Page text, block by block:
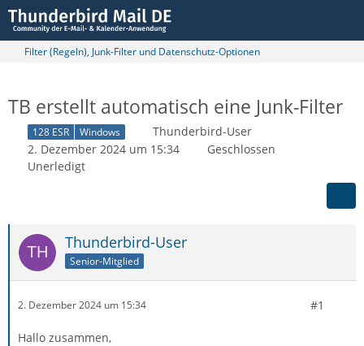
Filter (Regeln), Junk-Filter und Datenschutz-Optionen
TB erstellt automatisch eine Junk-Filter
128 ESR Windows
Thunderbird-User
2. Dezember 2024 um 15:34
Geschlossen
Unerledigt
Thunderbird-User
Senior-Mitglied
2. Dezember 2024 um 15:34 #1
Hallo zusammen,